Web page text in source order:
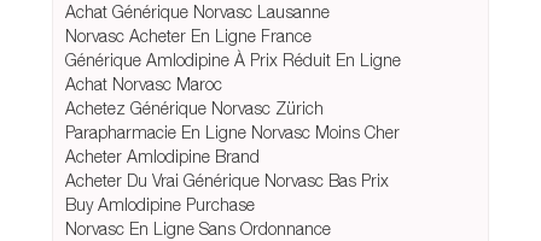
Achat Générique Norvasc Lausanne
Norvasc Acheter En Ligne France
Générique Amlodipine À Prix Réduit En Ligne
Achat Norvasc Maroc
Achetez Générique Norvasc Zürich
Parapharmacie En Ligne Norvasc Moins Cher
Acheter Amlodipine Brand
Acheter Du Vrai Générique Norvasc Bas Prix
Buy Amlodipine Purchase
Norvasc En Ligne Sans Ordonnance